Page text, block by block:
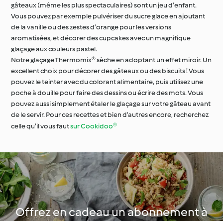
gâteaux (même les plus spectaculaires) sont un jeu d’enfant.
Vous pouvez par exemple pulvériser du sucre glace en ajoutant
de la vanille ou des zestes d’orange pour les versions
aromatisées, et décorer des cupcakes avec un magnifique
glaçage aux couleurs pastel.
Notre glaçage Thermomix® sèche en adoptant un effet miroir. Un
excellent choix pour décorer des gâteaux ou des biscuits ! Vous
pouvez le teinter avec du colorant alimentaire, puis utilisez une
poche à douille pour faire des dessins ou écrire des mots. Vous
pouvez aussi simplement étaler le glaçage sur votre gâteau avant
de le servir. Pour ces recettes et bien d’autres encore, recherchez
celle qu’il vous fautsur Cookidoo®
Offrez en cadeau un abonnement à